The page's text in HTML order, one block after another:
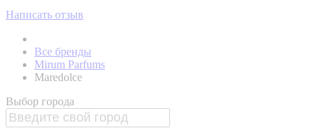
Написать отзыв
Все бренды
Mirum Parfums
Maredolce
Выбор города